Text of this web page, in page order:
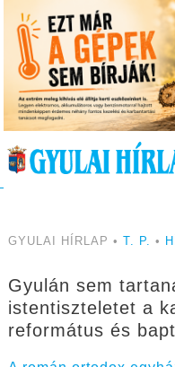
GYULAI HÍRLAP • T. P. •
Gyulán sem
istentiszteletet a
református és